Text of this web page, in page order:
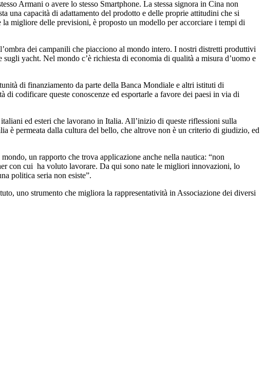
Armani o avere lo stesso Smartphone. La stessa signora in Cina non
una capacità di adattamento del prodotto e delle proprie attitudini che si
migliore delle previsioni, è proposto un modello per accorciare i tempi di
dei campanili che piacciono al mondo intero. I nostri distretti produttivi
yacht. Nel mondo c’è richiesta di economia di qualità a misura d’uomo e
di finanziamento da parte della Banca Mondiale e altri istituti di
codificare queste conoscenze ed esportarle a favore dei paesi in via di
ed esteri che lavorano in Italia. All’inizio di queste riflessioni sulla
è permeata dalla cultura del bello, che altrove non è un criterio di giudizio, ed
un rapporto che trova applicazione anche nella nautica: “non
con cui ha voluto lavorare. Da qui sono nate le migliori innovazioni, lo
politica seria non esiste”.
uno strumento che migliora la rappresentatività in Associazione dei diversi